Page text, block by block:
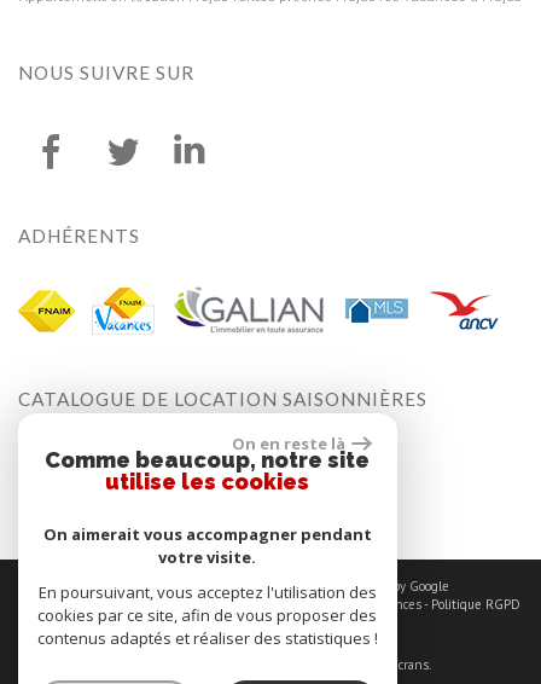
NOUS SUIVRE SUR
ADHÉRENTS
CATALOGUE DE LOCATION SAISONNIÈRES
Télécharger le Catalogue
© 2026 | Tous droits réservés | Traduction powered by Google
Plan du site
Mentions légales Liens Toutes nos annonces- Politique RGPD
Site internet compatible multi-supports,
un seul site adaptable à tous les types d'écrans.
On en reste là
Comme beaucoup, notre site
utilise les cookies
On aimerait vous accompagner pendant
votre visite.
En poursuivant, vous acceptez l'utilisation des
cookies par ce site, afin de vous proposer des
contenus adaptés et réaliser des statistiques !